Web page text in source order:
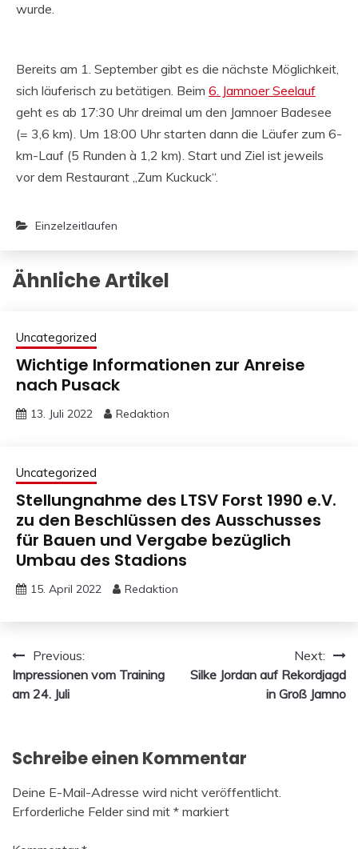
wurde.
Bereits am 1. September gibt es die nächste Möglichkeit,
sich läuferisch zu betätigen. Beim 6. Jamnoer Seelauf
geht es ab 17:30 Uhr dreimal um den Jamnoer Badesee
(= 3,6 km). Um 18:00 Uhr starten dann die Läufer zum 6-
km-Lauf (5 Runden à 1,2 km). Start und Ziel ist jeweils
vor dem Restaurant „Zum Kuckuck“.
Einzelzeitlaufen
Ähnliche Artikel
Uncategorized
Wichtige Informationen zur Anreise
nach Pusack
13. Juli 2022 Redaktion
Uncategorized
Stellungnahme des LTSV Forst 1990 e.V.
zu den Beschlüssen des Ausschusses
für Bauen und Vergabe bezüglich
Umbau des Stadions
15. April 2022 Redaktion
Beitragsnavigation
Previous:
Impressionen vom Training
am 24. Juli
Next:
Silke Jordan auf Rekordjagd
in Groß Jamno
Schreibe einen Kommentar
Deine E-Mail-Adresse wird nicht veröffentlicht.
Erforderliche Felder sind mit * markiert